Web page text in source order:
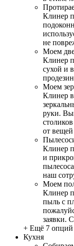
Клинер
не
Моем
Клинер
сухой и
Моем
Клинер
руки.
от
Клинер
и
наш
Моем
Клинер
пыль с
заявки.
+ Ещё 7 опций
Кухня